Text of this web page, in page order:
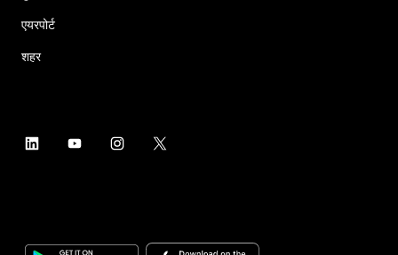
एयरपोर्ट
शहर